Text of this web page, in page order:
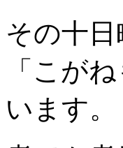
その十
「こが
います。